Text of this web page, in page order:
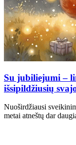
Su jubiliejumi –
išsipildžiusių
Nuoširdžiausi
metai atneštų dar